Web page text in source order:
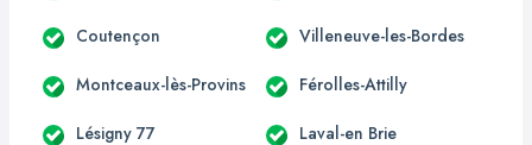
Coutençon Villeneuve-les-Bordes
Montceaux-lès-Provins Férolles-Attilly
Lésigny 77 Laval-en Brie